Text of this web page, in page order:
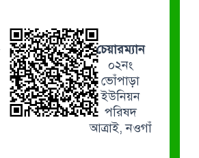
চেয়ারম্যান
০২নং
ভোঁপাড়া
ইউনিয়ন
পরিষদ
আত্রাই, নওগাঁ